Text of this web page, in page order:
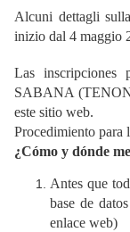
Alcuni dettagli
inizio dal 4 maggio
Las
SABANA
este sitio web.
Procedimiento para
¿Cómo y dónde
Antes que
base de
enlace web)